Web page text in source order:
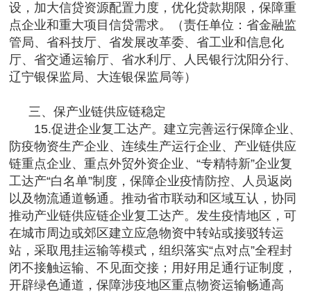
设，加大信贷资源配置力度，优化贷款期限，保障重
点企业和重大项目信贷需求。（责任单位：省金融监
管局、省科技厅、省发展改革委、省工业和信息化
厅、省交通运输厅、省水利厅、人民银行沈阳分行、
辽宁银保监局、大连银保监局等）
三、保产业链供应链稳定
15.促进企业复工达产。建立完善运行保障企业、
防疫物资生产企业、连续生产运行企业、产业链供应
链重点企业、重点外贸外资企业、“专精特新”企业复
工达产“白名单”制度，保障企业疫情防控、人员返岗
以及物流通道畅通。推动省市联动和区域互认，协同
推动产业链供应链企业复工达产。发生疫情地区，可
在城市周边或郊区建立应急物资中转站或接驳转运
站，采取甩挂运输等模式，组织落实“点对点”全程封
闭不接触运输、不见面交接；用好用足通行证制度，
开辟绿色通道，保障涉疫地区重点物资运输畅通高